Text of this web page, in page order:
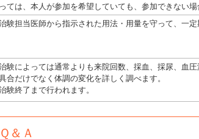
っては、本人が参加を希望していても、参加できない場
験担当医師から指示された用法・用量を守って、一定
験によっては通常よりも来院回数、採血、採尿、血
合だけでなく体調の変化を詳しく調べます。
験終了まで行われます。
＆Ａ